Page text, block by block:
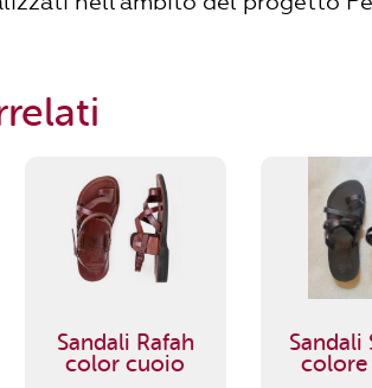
Sandali Rafah
color cuoio
Sandali
colore